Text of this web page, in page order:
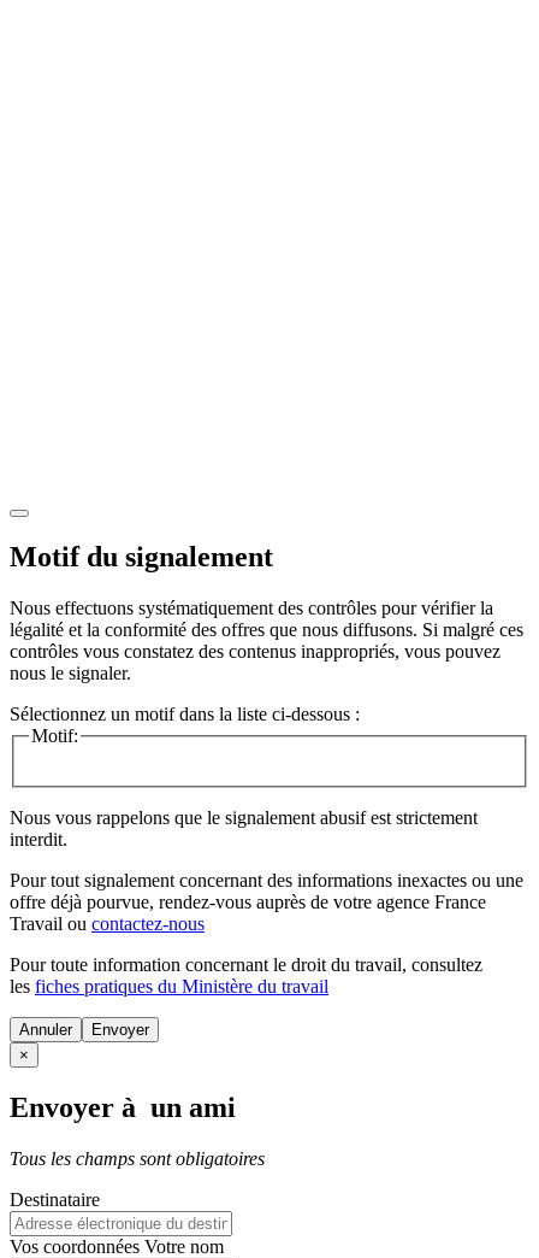
Motif du signalement
Nous effectuons systématiquement des contrôles pour vérifier la
légalité et la conformité des offres que nous diffusons. Si malgré ces
contrôles vous constatez des contenus inappropriés, vous pouvez
nous le signaler.
Sélectionnez un motif dans la liste ci-dessous :
Motif:
Nous vous rappelons que le signalement abusif est strictement
interdit.
Pour tout signalement concernant des informations inexactes ou une
offre déjà pourvue, rendez-vous auprès de votre agence France
Travail ou contactez-nous
Pour toute information concernant le droit du travail, consultez
les fiches pratiques du Ministère du travail
Annuler
×
Envoyer à un ami
Tous les champs sont obligatoires
Destinataire
Vos coordonnées Votre nom